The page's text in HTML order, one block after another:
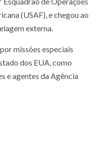
(USAF), e chegou ao
externa.
missões especiais
dos EUA, como
e agentes da Agência